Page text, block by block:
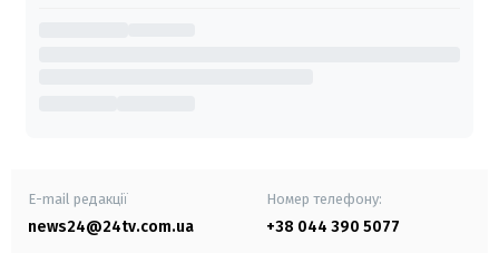
E-mail редакції
news24@24tv.com.ua
Номер телефону:
+38 044 390 5077